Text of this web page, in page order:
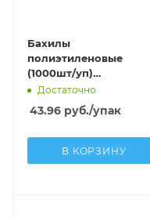
Бахилы
полиэтиленовые
(1000шт/уп)
MEDСЕРВИС ЭКСТРА+
ДВОЙНОЙ РЕЗИНКОЙ
(40мкм) синий в
Достаточно
43.96 руб./упак
В КОРЗИНУ